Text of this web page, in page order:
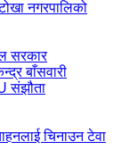
नगरपालिको
सरकार
बाँसवारी
संझौता
चिनाउन टेवा